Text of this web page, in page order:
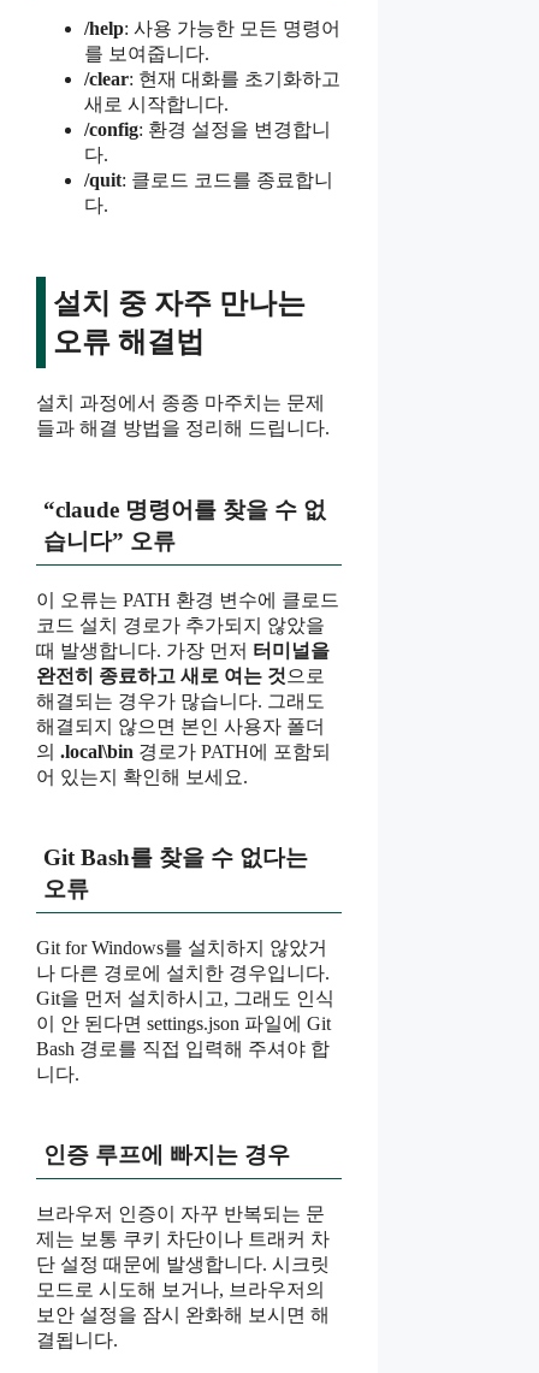
/help: 사용 가능한 모든 명령어
를 보여줍니다.
/clear: 현재 대화를 초기화하고
새로 시작합니다.
/config: 환경 설정을 변경합니
다.
/quit: 클로드 코드를 종료합니
다.
설치 중 자주 만나는
오류 해결법
설치 과정에서 종종 마주치는 문제
들과 해결 방법을 정리해 드립니다.
“claude 명령어를 찾을 수 없
습니다” 오류
이 오류는 PATH 환경 변수에 클로드
코드 설치 경로가 추가되지 않았을
때 발생합니다. 가장 먼저 터미널을
완전히 종료하고 새로 여는 것으로
해결되는 경우가 많습니다. 그래도
해결되지 않으면 본인 사용자 폴더
의 .local\bin 경로가 PATH에 포함되
어 있는지 확인해 보세요.
Git Bash를 찾을 수 없다는
오류
Git for Windows를 설치하지 않았거
나 다른 경로에 설치한 경우입니다.
Git을 먼저 설치하시고, 그래도 인식
이 안 된다면 settings.json 파일에 Git
Bash 경로를 직접 입력해 주셔야 합
니다.
인증 루프에 빠지는 경우
브라우저 인증이 자꾸 반복되는 문
제는 보통 쿠키 차단이나 트래커 차
단 설정 때문에 발생합니다. 시크릿
모드로 시도해 보거나, 브라우저의
보안 설정을 잠시 완화해 보시면 해
결됩니다.